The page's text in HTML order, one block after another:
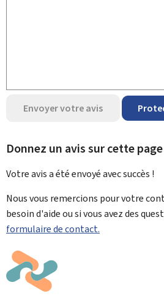
Envoyer votre avis
Donnez un avis sur cette page
Votre avis a été envoyé avecsuccès !
Nous vous remercions pour votre
besoin d'aide ou si vous avez des
formulaire de contact.